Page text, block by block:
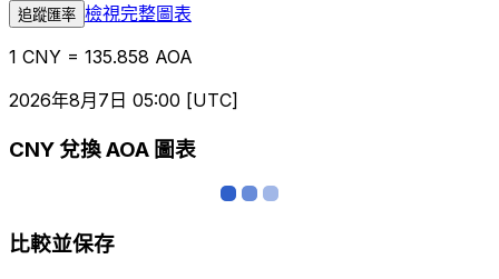
追蹤匯率 檢視完整圖表
1 CNY = 135.858 AOA
2026年8月7日 05:00 [UTC]
CNY 兌換 AOA 圖表
比較並保存